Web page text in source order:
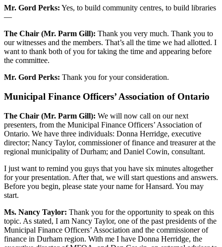
Mr. Gord Perks: Yes, to build community centres, to build libraries
—
The Chair (Mr. Parm Gill): Thank you very much. Thank you to
our witnesses and the members. That’s all the time we had allotted. I
want to thank both of you for taking the time and appearing before
the committee.
Mr. Gord Perks: Thank you for your consideration.
Municipal Finance Officers’ Association of Ontario
The Chair (Mr. Parm Gill): We will now call on our next
presenters, from the Municipal Finance Officers’ Association of
Ontario. We have three individuals: Donna Herridge, executive
director; Nancy Taylor, commissioner of finance and treasurer at the
regional municipality of Durham; and Daniel Cowin, consultant.
I just want to remind you guys that you have six minutes altogether
for your presentation. After that, we will start questions and answers.
Before you begin, please state your name for Hansard. You may
start.
Ms. Nancy Taylor: Thank you for the opportunity to speak on this
topic. As stated, I am Nancy Taylor, one of the past presidents of the
Municipal Finance Officers’ Association and the commissioner of
finance in Durham region. With me I have Donna Herridge, the